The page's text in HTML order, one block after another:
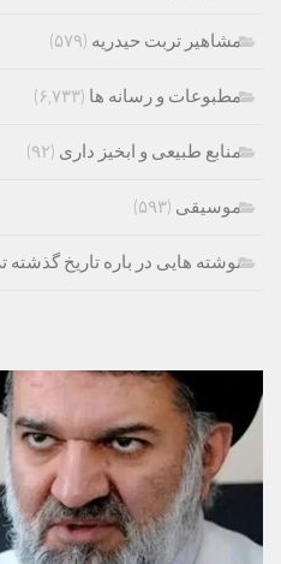
مشاهیر تربت حیدریه (۵۷۹)
مطبوعات و رسانه ها (۶,۷۳۳)
منابع طبیعی و ابخیز داری (۹۲)
موسیقی (۵۹۳)
نوشته هایی در باره تاریخ گذشته